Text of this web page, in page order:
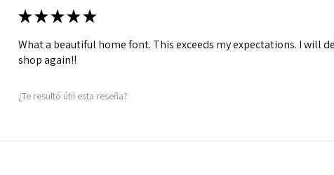
★★★★★
What a beautiful home font. This exceeds my expectations. I will
shop again!!
¿Te resultó útil esta reseña?